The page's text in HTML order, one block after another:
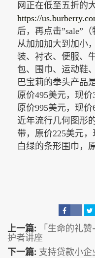
网正在低至五折的
https://
后，再点击”sale”
从加加加大到加小
装、衬衣、便服、
包、围巾、运动鞋
巴宝莉的拳头产品
原价495美元，现价
原价995美元，现价
近年流行几何图形
带，原价225美元，
白绿的条形围巾，
上一篇:
「生命的礼
护者讲座
下一篇: 支持贷款小企